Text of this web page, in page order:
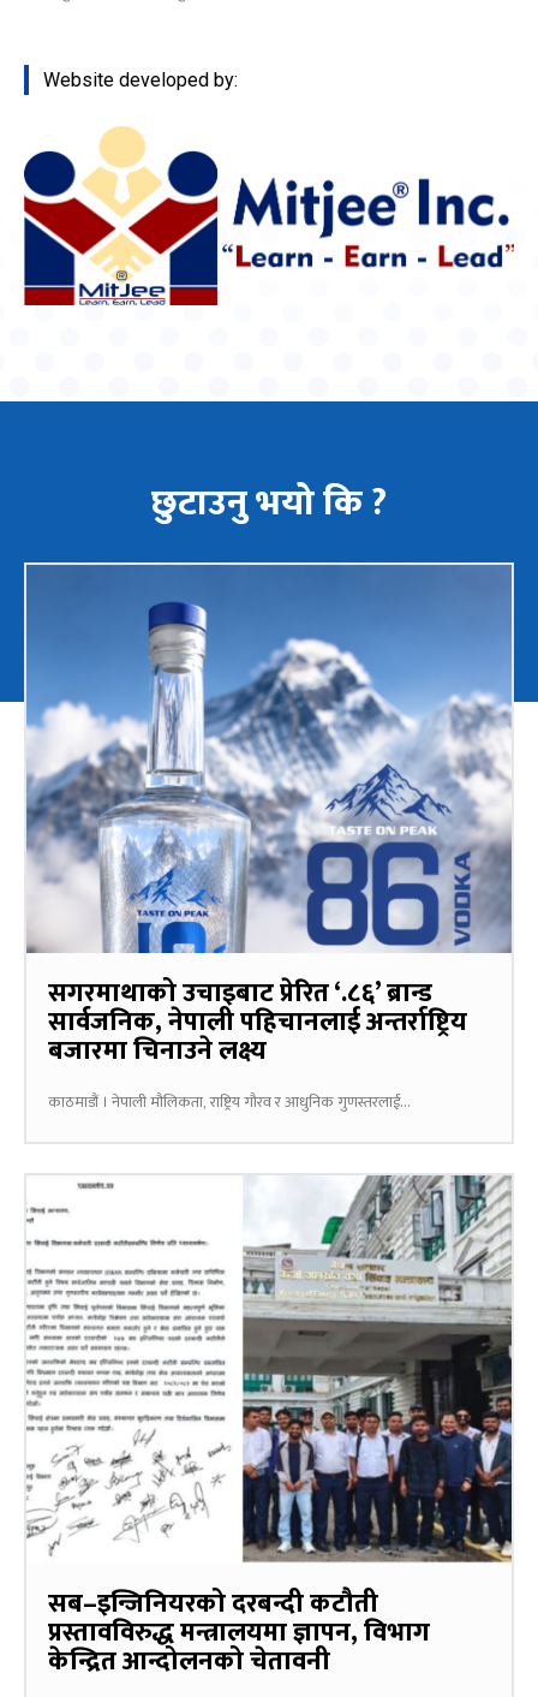
Website developed by:
छुटाउनु भयो कि ?
सगरमाथाको उचाइबाट प्रेरित ‘.८६’ ब्रान्ड
सार्वजनिक, नेपाली पहिचानलाई अन्तर्राष्ट्रिय
बजारमा चिनाउने लक्ष्य
काठमाडौं । नेपाली मौलिकता, राष्ट्रिय गौरव र आधुनिक गुणस्तरलाई...
सब–इन्जिनियरको दरबन्दी कटौती
प्रस्तावविरुद्ध मन्त्रालयमा ज्ञापन, विभाग
केन्द्रित आन्दोलनको चेतावनी